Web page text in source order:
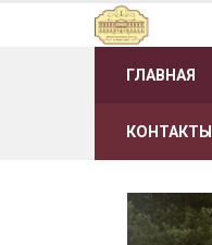
ГЛАВНАЯ
КОНТАКТЫ